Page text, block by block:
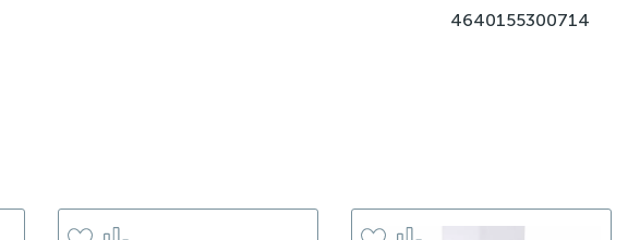
4640155300714